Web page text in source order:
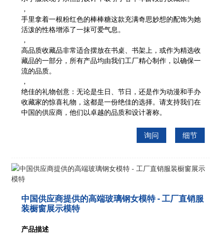
，
手里拿着一根粉红色的棒棒糖这款充满奇思妙想的配饰为她
活泼的性格增添了一抹可爱气息。
，
高品质收藏品非常适合摆放在书桌、书架上，或作为精选收
藏品的一部分，所有产品均由我们工厂精心制作，以确保一
流的品质。
，
绝佳的礼物创意：无论是生日、节日，还是作为动漫和手办
收藏家的惊喜礼物，这都是一份绝佳的选择。请支持我们在
中国的供应商，他们以卓越的品质和设计著称。
询问 细节
中国供应商提供的高端玻璃钢女模特 - 工厂直销服
装橱窗展示模特
产品描述